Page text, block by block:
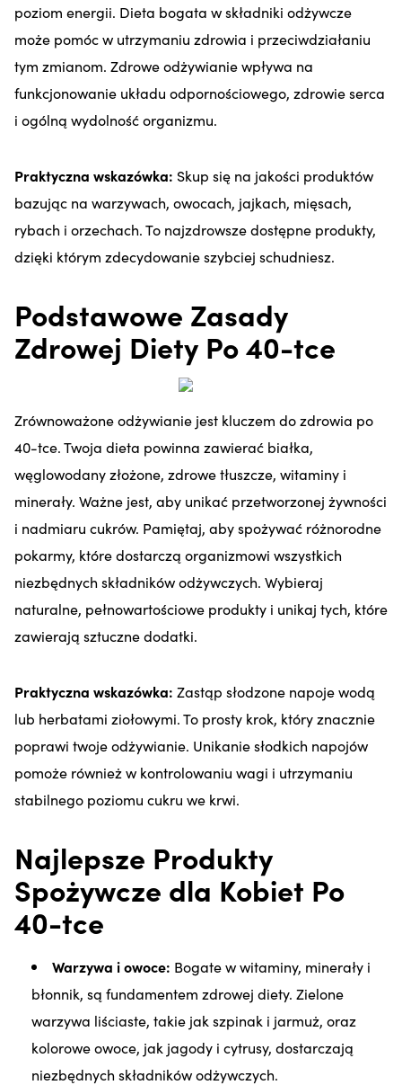
poziom energii. Dieta bogata w składniki odżywcze
może pomóc w utrzymaniu zdrowia i przeciwdziałaniu
tym zmianom. Zdrowe odżywianie wpływa na
funkcjonowanie układu odpornościowego, zdrowie serca
i ogólną wydolność organizmu.
Praktyczna wskazówka: Skup się na jakości produktów
bazując na warzywach, owocach, jajkach, mięsach,
rybach i orzechach. To najzdrowsze dostępne produkty,
dzięki którym zdecydowanie szybciej schudniesz.
Podstawowe Zasady
Zdrowej Diety Po 40-tce
Zrównoważone odżywianie jest kluczem do zdrowia po
40-tce. Twoja dieta powinna zawierać białka,
węglowodany złożone, zdrowe tłuszcze, witaminy i
minerały. Ważne jest, aby unikać przetworzonej żywności
i nadmiaru cukrów. Pamiętaj, aby spożywać różnorodne
pokarmy, które dostarczą organizmowi wszystkich
niezbędnych składników odżywczych. Wybieraj
naturalne, pełnowartościowe produkty i unikaj tych, które
zawierają sztuczne dodatki.
Praktyczna wskazówka: Zastąp słodzone napoje wodą
lub herbatami ziołowymi. To prosty krok, który znacznie
poprawi twoje odżywianie. Unikanie słodkich napojów
pomoże również w kontrolowaniu wagi i utrzymaniu
stabilnego poziomu cukru we krwi.
Najlepsze Produkty
Spożywcze dla Kobiet Po
40-tce
Warzywa i owoce: Bogate w witaminy, minerały i
błonnik, są fundamentem zdrowej diety. Zielone
warzywa liściaste, takie jak szpinak i jarmuż, oraz
kolorowe owoce, jak jagody i cytrusy, dostarczają
niezbędnych składników odżywczych.